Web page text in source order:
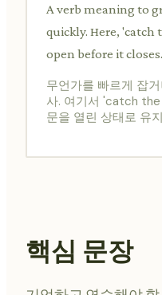
A verb meaning to
quickly. Here,
open before it closes.
무언가를 빠르게 잡
사. 여기서 'catch
문을 열린 상태로 유
핵심 문장